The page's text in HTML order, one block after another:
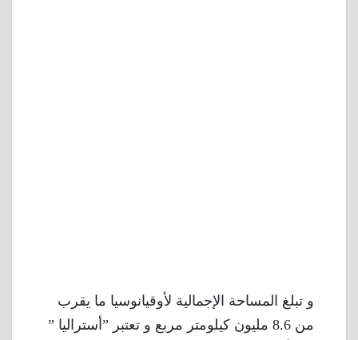
و تبلغ المساحة الإجمالية لأوقيانوسيا ما يقرب
من 8.6 مليون كيلومتر مربع و تعتبر ”أستراليا ”